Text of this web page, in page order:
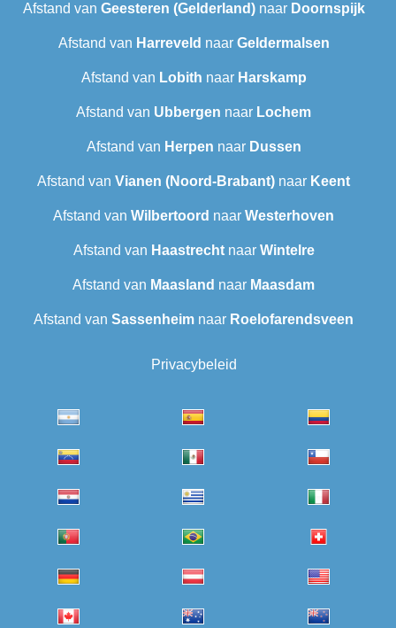
Afstand van Geesteren (Gelderland)naar Doornspijk
Afstand van Harreveld naar Geldermalsen
Afstand van Lobith naar Harskamp
Afstand van Ubbergen naar Lochem
Afstand van Herpen naar Dussen
Afstand van Vianen (Noord-Brabant) naar Keent
Afstand van Wilbertoord naar Westerhoven
Afstand van Haastrechtnaar Wintelre
Afstand van Maasland naar Maasdam
Afstand van Sassenheim naar Roelofarendsveen
Privacybeleid